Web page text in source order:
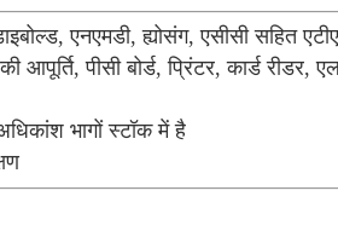
एनएमडी, ह्योसंग, एसीसी सहित
आपूर्ति, पीसी बोर्ड, प्रिंटर, कार्ड
भागों स्टॉक में है